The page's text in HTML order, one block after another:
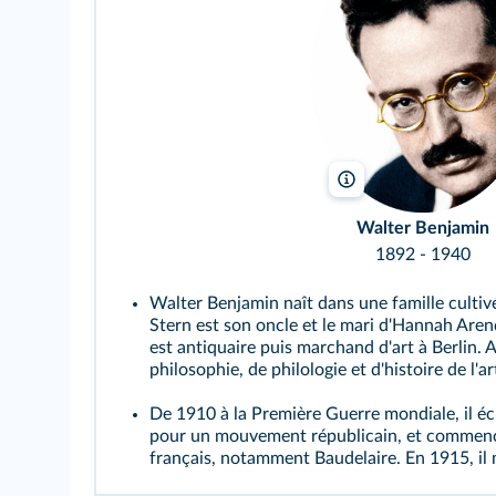
Collection privée/
Walter Benjamin
1892 - 1940
Walter Benjamin naît dans une famille
Stern est son oncle et le mari d'Hannah
est antiquaire puis marchand d'art à Berlin.
philosophie, de philologie et d'histoire de
De 1910 à la Première Guerre mondiale, il
pour un mouvement républicain, et
français, notamment Baudelaire. En 1915, il